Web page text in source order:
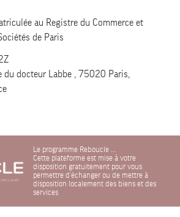
au Registre du Commerce et
de Paris
du docteur Labbe , 75020 Paris,
Le programme Reboucle ...
Cette plateforme est mise à votre
disposition gratuitement pour vous
permettre d'échanger ou de mettre à
disposition localement des biens et des
services